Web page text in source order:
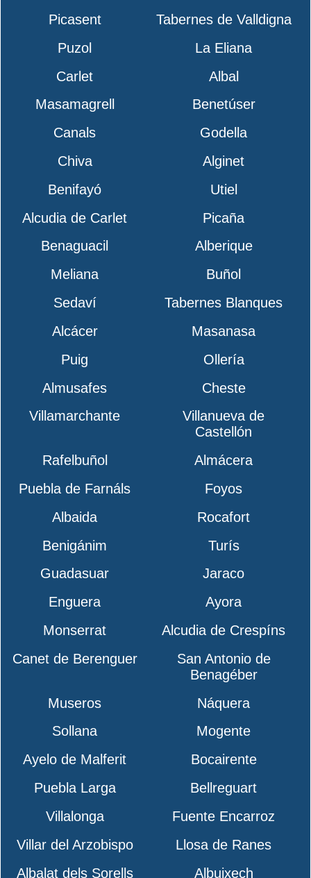
Picasent
Tabernes de Valldigna
Puzol
La Eliana
Carlet
Albal
Masamagrell
Benetúser
Canals
Godella
Chiva
Alginet
Benifayó
Utiel
Alcudia de Carlet
Picaña
Benaguacil
Alberique
Meliana
Buñol
Sedaví
Tabernes Blanques
Alcácer
Masanasa
Puig
Ollería
Almusafes
Cheste
Villamarchante
Villanueva de
Castellón
Rafelbuñol
Almácera
Puebla de Farnáls
Foyos
Albaida
Rocafort
Benigánim
Turís
Guadasuar
Jaraco
Enguera
Ayora
Monserrat
Alcudia de Crespíns
Canet de Berenguer
San Antonio de
Benagéber
Museros
Náquera
Sollana
Mogente
Ayelo de Malferit
Bocairente
Puebla Larga
Bellreguart
Villalonga
Fuente Encarroz
Villar del Arzobispo
Llosa de Ranes
Albalat dels Sorells
Albuixech